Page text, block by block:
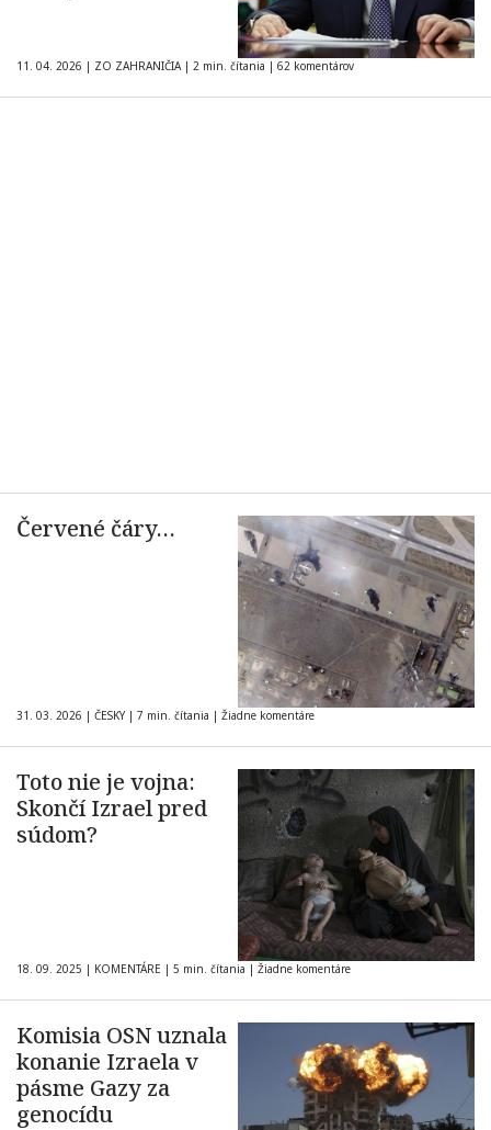
11. 04. 2026 | ZO ZAHRANIČIA | 2 min. čítania | 62 komentárov
Červené čáry…
31. 03. 2026 | ČESKY | 7 min. čítania | Žiadne komentáre
Toto nie je vojna:
Skončí Izrael pred
súdom?
18. 09. 2025 | KOMENTÁRE | 5 min. čítania | Žiadne komentáre
Komisia OSN uznala
konanie Izraela v
pásme Gazy za
genocídu